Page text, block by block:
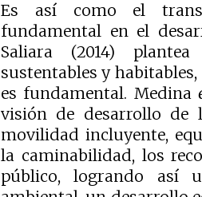
Es así como el
fundamental en el
Saliara (2014)
sustentables y
es fundamental. Medina
visión de desarrollo de
movilidad incluyente,
la caminabilidad, los
público, logrando así